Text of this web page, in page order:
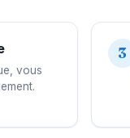
vous
3